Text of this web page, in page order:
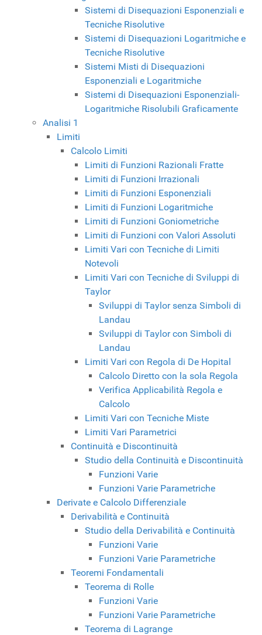
Sistemi di Disequazioni Esponenziali e
Tecniche Risolutive
Sistemi di Disequazioni Logaritmiche e
Tecniche Risolutive
Sistemi Misti di Disequazioni
Esponenziali e Logaritmiche
Sistemi di Disequazioni Esponenziali-
Logaritmiche Risolubili Graficamente
Analisi 1
Limiti
Calcolo Limiti
Limiti di Funzioni Razionali Fratte
Limiti di Funzioni Irrazionali
Limiti di Funzioni Esponenziali
Limiti di Funzioni Logaritmiche
Limiti di Funzioni Goniometriche
Limiti di Funzioni con Valori Assoluti
Limiti Vari con Tecniche di Limiti
Notevoli
Limiti Vari con Tecniche di Sviluppi di
Taylor
Sviluppi di Taylor senza Simboli di
Landau
Sviluppi di Taylor con Simboli di
Landau
Limiti Vari con Regola di De Hopital
Calcolo Diretto con la sola Regola
Verifica Applicabilità Regola e
Calcolo
Limiti Vari con Tecniche Miste
Limiti Vari Parametrici
Continuità e Discontinuità
Studio della Continuità e Discontinuità
Funzioni Varie
Funzioni Varie Parametriche
Derivate e Calcolo Differenziale
Derivabilità e Continuità
Studio della Derivabilità e Continuità
Funzioni Varie
Funzioni Varie Parametriche
Teoremi Fondamentali
Teorema di Rolle
Funzioni Varie
Funzioni Varie Parametriche
Teorema di Lagrange